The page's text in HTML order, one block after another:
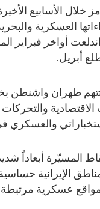
الأسابيع
العسكرية
أواخر فبراير
أبريل.
طهران واشنطن
الاقتصادية
والعسكري
المسيّرة أبعاداً
الإيرانية
عسكرية مرتبطة